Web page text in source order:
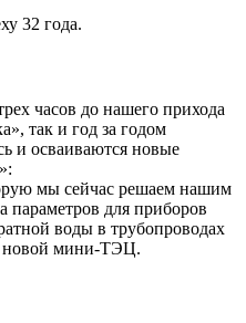
32 года.
часов до нашего прихода
так и год за годом
и осваиваются новые
мы сейчас решаем нашим
параметров для приборов
воды в трубопроводах
новой мини-ТЭЦ.